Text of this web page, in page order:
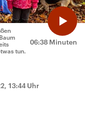
06:38 Minuten
tun.
13:44 Uhr